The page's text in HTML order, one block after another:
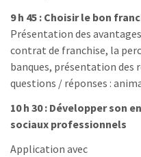
9 h 45 : Choisir le bon
Présentation des
contrat de franchise, la
banques, présentation des
questions / réponses :
10 h 30 : Développer son
sociaux professionnels
Application avec